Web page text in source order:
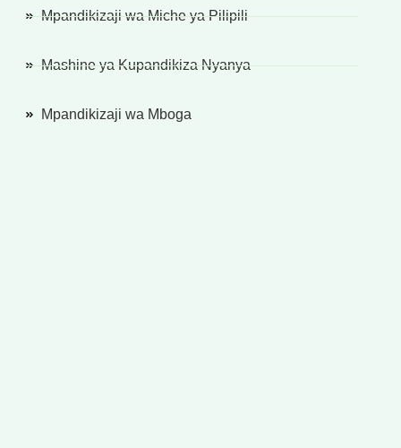
Mpandikizaji wa Miche ya Pilipili
Mashine ya Kupandikiza Nyanya
Mpandikizaji wa Mboga